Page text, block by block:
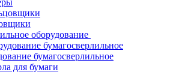
оборудование
бумагосверлильное